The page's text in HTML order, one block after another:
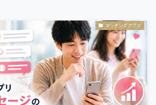
マッチングアプリ